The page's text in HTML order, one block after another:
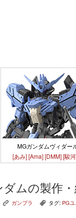
MGガンダムヴィダー
[あみ] [Ama] [DMM] [駿
ダムの製作
K ガンプラ , タグ: PG